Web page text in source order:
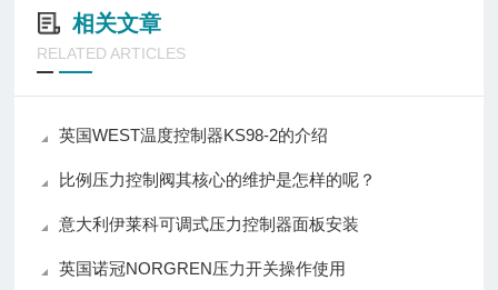
相关文章
RELATED ARTICLES
英国WEST温度控制器KS98-2的介绍
比例压力控制阀其核心的维护是怎样的呢？
意大利伊莱科可调式压力控制器面板安装
英国诺冠NORGREN压力开关操作使用